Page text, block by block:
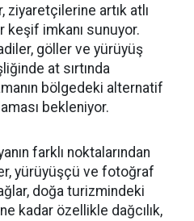
artık atlı
keşif imkanı sunuyor.
göller ve yürüyüş
at sırtında
bölgedeki alternatif
bekleniyor.
farklı noktalarından
yürüyüşçü ve fotoğraf
doğa turizmindeki
kadar özellikle dağcılık,